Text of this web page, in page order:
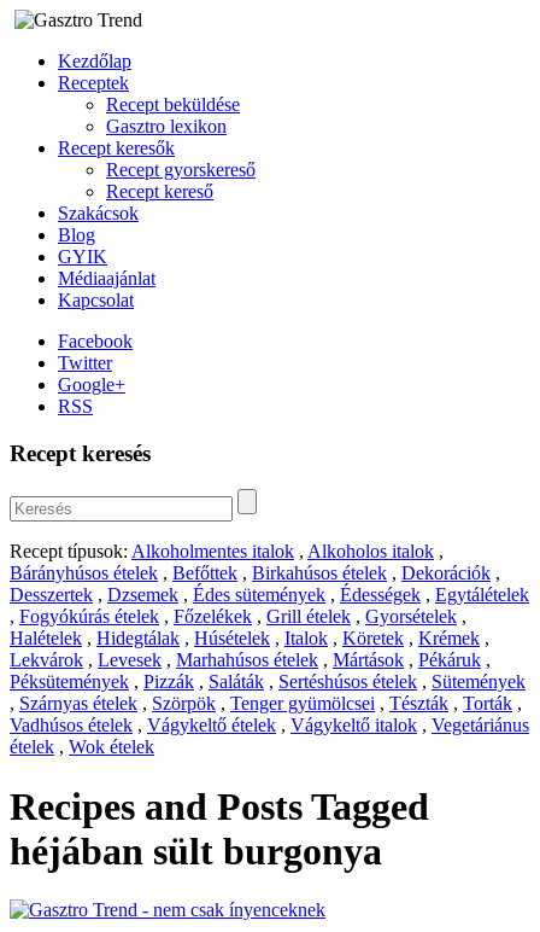
Kezdőlap
Receptek
Recept beküldése
Gasztro lexikon
Recept keresők
Recept gyorskereső
Recept kereső
Szakácsok
Blog
GYIK
Médiaajánlat
Kapcsolat
Facebook
Twitter
Google+
RSS
Recept keresés
Recept típusok: Alkoholmentes italok , Alkoholos italok ,
Bárányhúsos ételek , Befőttek , Birkahúsos ételek , Dekorációk ,
Desszertek , Dzsemek , Édes sütemények , Édességek , Egytálételek
, Fogyókúrás ételek , Főzelékek , Grill ételek , Gyorsételek ,
Halételek , Hidegtálak , Húsételek , Italok , Köretek , Krémek ,
Lekvárok , Levesek , Marhahúsos ételek , Mártások , Pékáruk ,
Péksütemények , Pizzák , Saláták , Sertéshúsos ételek , Sütemények
, Szárnyas ételek , Szörpök , Tenger gyümölcsei , Tészták , Torták ,
Vadhúsos ételek , Vágykeltő ételek , Vágykeltő italok , Vegetáriánus
ételek , Wok ételek
Recipes and Posts Tagged
héjában sült burgonya